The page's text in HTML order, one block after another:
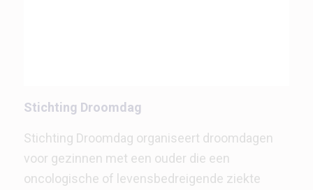
Stichting Droomdag
Stichting Droomdag organiseert droomdagen
voor gezinnen met een ouder die een
oncologische of levensbedreigende ziekte